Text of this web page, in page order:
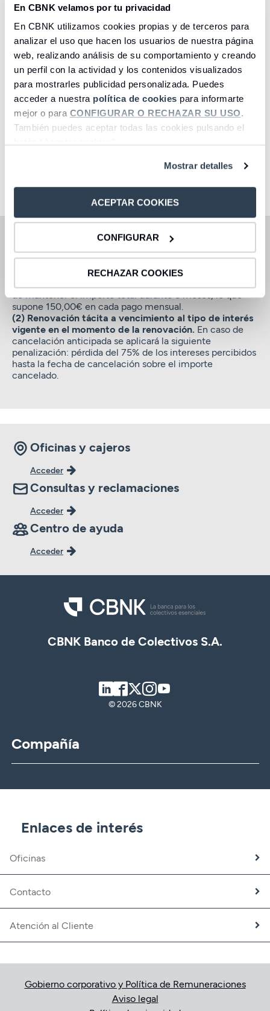
En CBNK velamos por tu privacidad
En CBNK utilizamos cookies propias y de terceros para
analizar el uso que hacen los usuarios de nuestra página
web, realizando análisis de su comportamiento y creando
un perfil con la actividad y los contenidos visualizados
para mostrarles publicidad personalizada. Puedes
acceder a nuestra política de cookies para informarte
mejor o para CONFIGURAR O RECHAZAR SU USO.
También puedes aceptar todas las cookies pulsando el
Mostrar detalles
ACEPTAR COOKIES
CONFIGURAR
RECHAZAR COOKIES
Importe mínimo
20.000 €
Sin condiciones de
vinculación
Permite cancelaciones
totales y parciales
Exclusivo para nuevos
ingresos desde otra
Oferta válida hasta el 20 de septiembre de 2026.
(1) Ejemplo representativo plazo 6 meses:para un
importe de 100.000€, a unTIN de 1,80% (
de mantener el importe total durante 6 meses, lo que
supone 150,00€ en cada pago mensual.
(2) Renovación tácita a vencimiento al tipo de interés
vigente en el momento de la renovación. En caso de
cancelación anticipada se aplicará la siguiente
penalización: pérdida del 75% de los intereses percibidos
hasta la fecha de cancelación sobre el importe
cancelado.
Oficinas y cajeros
Acceder
Consultas y reclamaciones
Acceder
Centro de ayuda
Acceder
CBNK Banco de Colectivos S.A.
LinkedIn
Facebook
TwitterInstagram
© 2026 CBNK
Compañía
CBNK Gestión de Activos
CBNK Mediación de Seguros
Banca Partner
Trabaja con nosotros
Fundación CBNK
Enlaces de interés
Oficinas
Contacto
Atención al Cliente
Gobierno corporativo y Política de Remuneraciones
Aviso legal